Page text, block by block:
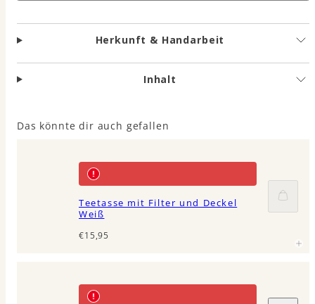
Herkunft & Handarbeit
Inhalt
Das könnte dir auch gefallen
Teetasse mit Filter und Deckel
Weiß
Regulärer
€15,95